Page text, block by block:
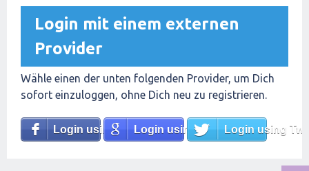
Login mit einem externen
Provider
Wähle einen der unten folgenden Provider, um Dich
sofort einzuloggen, ohne Dich neu zu registrieren.
Login using FacebookLogin using GoogleLogin using